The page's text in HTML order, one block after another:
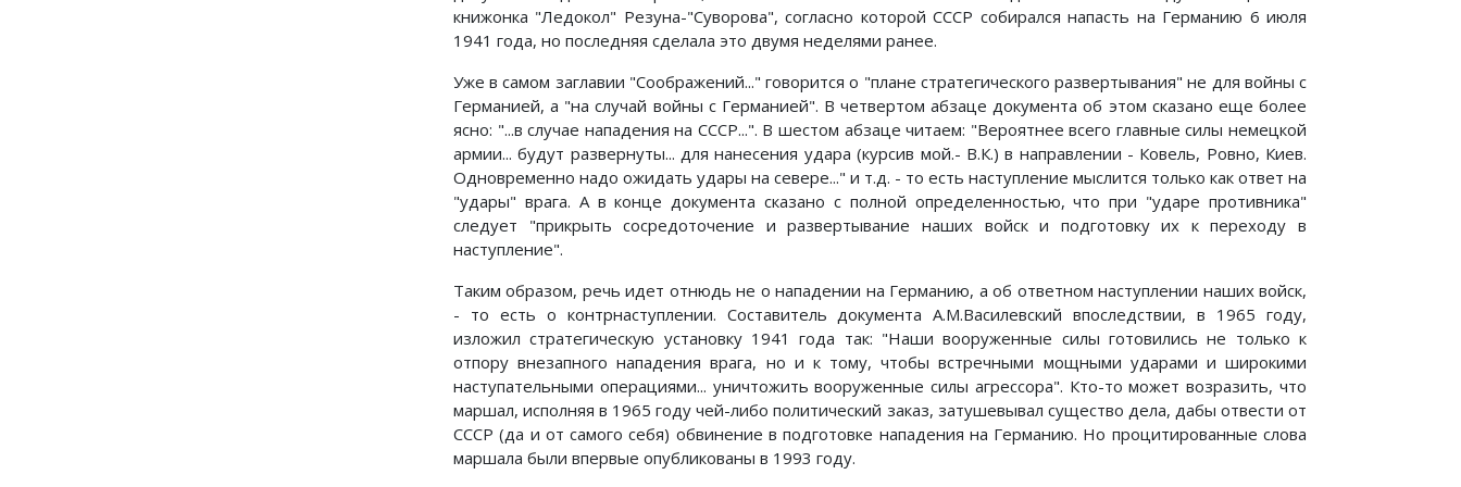
книжонка "Ледокол" Резуна-"Суворова", согласно которой СССР собирался напасть на Германию 6 июля
1941 года, но последняя сделала это двумя неделями ранее.
Уже в самом заглавии "Соображений..." говорится о "плане стратегического развертывания" не для войны с
Германией, а "на случай войны с Германией". В четвертом абзаце документа об этом сказано еще более
ясно: "...в случае нападения на СССР...". В шестом абзаце читаем: "Вероятнее всего главные силы немецкой
армии... будут развернуты... для нанесения удара (курсив мой.- В.К.) в направлении - Ковель, Ровно, Киев.
Одновременно надо ожидать удары на севере..." и т.д. - то есть наступление мыслится только как ответ на
"удары" врага. А в конце документа сказано с полной определенностью, что при "ударе противника"
следует "прикрыть сосредоточение и развертывание наших войск и подготовку их к переходу в
наступление".
Таким образом, речь идет отнюдь не о нападении на Германию, а об ответном наступлении наших войск,
- то есть о контрнаступлении. Составитель документа А.М.Василевский впоследствии, в 1965 году,
изложил стратегическую установку 1941 года так: "Наши вооруженные силы готовились не только к
отпору внезапного нападения врага, но и к тому, чтобы встречными мощными ударами и широкими
наступательными операциями... уничтожить вооруженные силы агрессора". Кто-то может возразить, что
маршал, исполняя в 1965 году чей-либо политический заказ, затушевывал существо дела, дабы отвести от
СССР (да и от самого себя) обвинение в подготовке нападения на Германию. Но процитированные слова
маршала были впервые опубликованы в 1993 году.